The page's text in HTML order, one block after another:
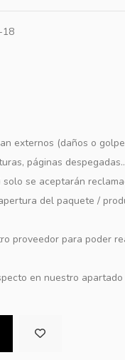
18
externos (daños o
páginas
se aceptarán
del paquete /
proveedor para poder
en nuestro apartado